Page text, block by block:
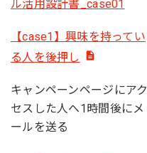
【case1】興味を持ってい
る人を後押し
キャンペーンページにアク
セスした人へ1時間後にメ
ールを送る